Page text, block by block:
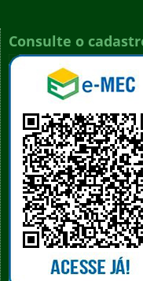
Consulte o